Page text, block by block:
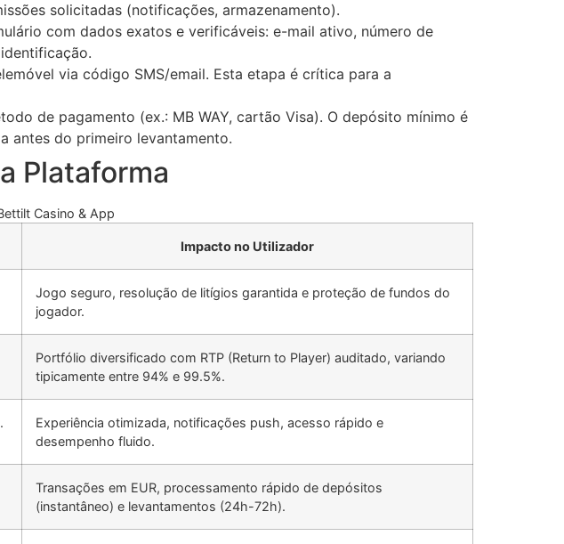
solicitadas (notificações, armazenamento).
com dados exatos e verificáveis: e-mail ativo, número de
via código SMS/email. Esta etapa é crítica para a
de pagamento (ex.: MB WAY, cartão Visa). O depósito mínimo é
antes do primeiro levantamento.
Plataforma
Casino & App
Impacto no Utilizador
Jogo seguro, resolução de litígios garantida e proteção de fundos do
jogador.
Portfólio diversificado com RTP (Return to Player) auditado, variando
tipicamente entre 94% e 99.5%.
Experiência otimizada, notificações push, acesso rápido e
desempenho fluido.
Transações em EUR, processamento rápido de depósitos
(instantâneo) e levantamentos (24h-72h).